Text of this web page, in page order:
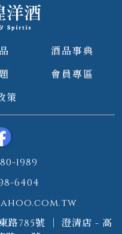
酒品事典
會員專區
策
1989
6404
路785號 ｜ 澄清店 - 高